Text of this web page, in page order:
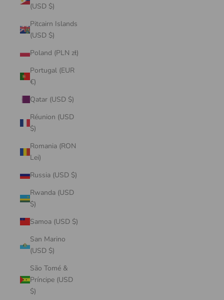
(USD $)
Pitcairn Islands
(USD $)
Poland (PLN zł)
Portugal (EUR
€)
Qatar (USD $)
Réunion (USD
$)
Romania (RON
Lei)
Russia (USD $)
Rwanda (USD
$)
Samoa (USD $)
San Marino
(USD $)
São Tomé &
Príncipe (USD
$)